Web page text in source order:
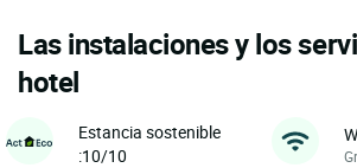
Las instalaciones y los
hotel
Estancia sostenible
:10/10